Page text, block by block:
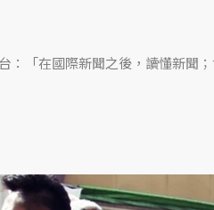
：「在國際新聞之後，讀懂新聞；